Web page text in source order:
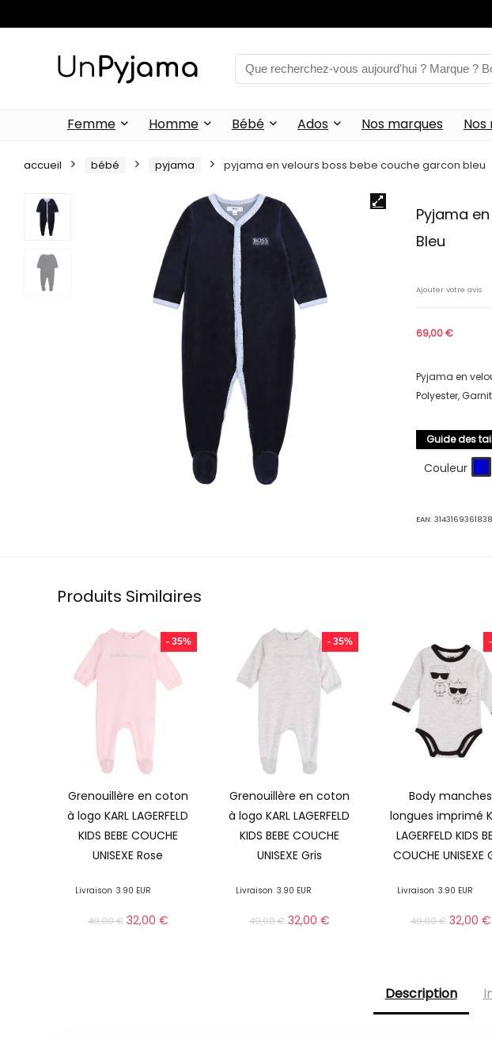
Femme Homme Bébé Ados Nos marques
accueil bébé pyjama pyjama en velours boss bebe couche garcon bleu
Pyjama en
Bleu
Ajouter votre avis
69,00€
Pyjama en
Polyester,
Guide des
Couleur
EAN:3143169361838
Produits Similaires
- 35%
Grenouillère en coton
à logo KARL LAGERFELD
KIDS BEBE COUCHE
UNISEXE Rose
Livraison 3.90 EUR
49,00€ 32,00 €
- 35%
Grenouillère en coton
à logo KARL LAGERFELD
KIDS BEBE COUCHE
UNISEXE Gris
Livraison 3.90 EUR
49,00€ 32,00 €
Body manches
longues imprimé
LAGERFELD KIDS
COUCHE UNISEXE
Livraison 3.90 EUR
49,00€ 32,00 €
Description